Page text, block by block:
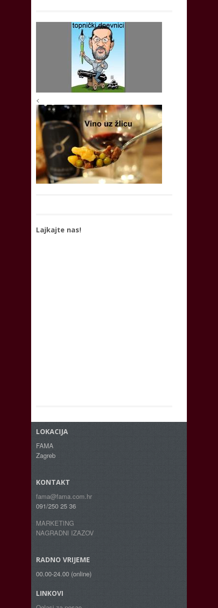
<
Lajkajte nas!
LOKACIJA
FAMA
Zagreb
KONTAKT
fama@fama.com.hr
091/250 25 36
MARKETING
NAGRADNI IZAZOV
RADNO VRIJEME
00.00-24.00 (online)
LINKOVI